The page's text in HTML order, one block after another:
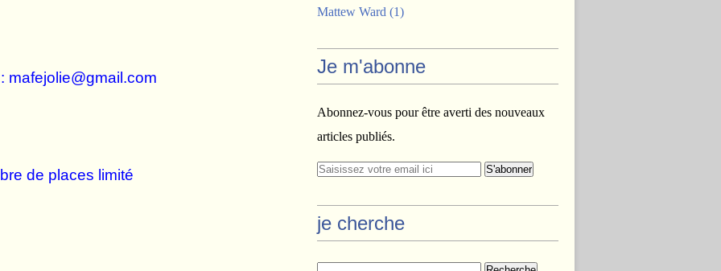
mafejolie@gmail.com
de places limité
Mattew Ward (1)
Je m'abonne
Abonnez-vous pour être averti des nouveaux
articles publiés.
je cherche